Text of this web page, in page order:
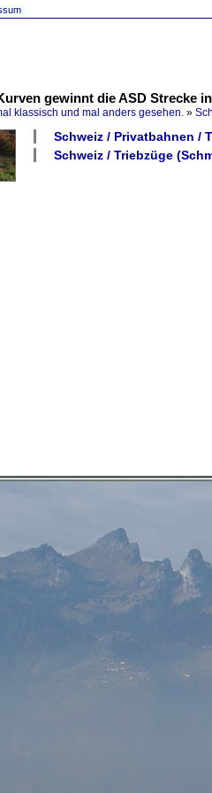
gewinnt die ASD Strecke
klassisch und mal anders gesehen. »
Schweiz / Privatbahnen /
Schweiz / Triebzüge